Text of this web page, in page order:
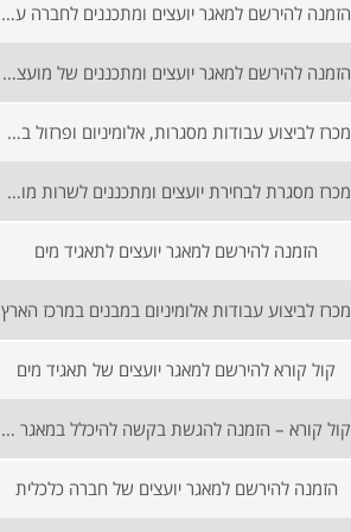
הזמנה להירשם למאגר יועצים ומתכננים לחברה עירונית
הזמנה להירשם למאגר יועצים ומתכננים של מועצה בצפון
מכרז לביצוע עבודות מסגרות, אלומיניום ופרזול במבנה במרכז הארץ
מכרז מסגרת לבחירת יועצים ומתכננים לשרות מועצה
הזמנה להירשם למאגר יועצים לתאגיד מים
מכרז לביצוע עבודות אלומיניום במבנים במרכז הארץ
קול קורא להירשם למאגר יועצים של תאגיד מים
קול קורא – הזמנה להגשת בקשה להיכלל במאגר ספקים/יועצים במגוון תחומים
הזמנה להירשם למאגר יועצים של חברה כלכלית